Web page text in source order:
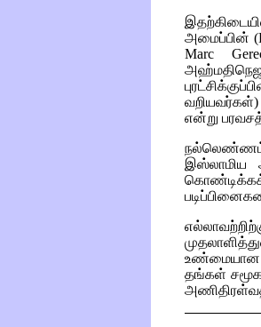
அமைப்பின்
Marc
வறியவர்கள்)
என்று
நல்லெண்ணம்
இஸ்லாமிய
உண்மையான
தங்கள்